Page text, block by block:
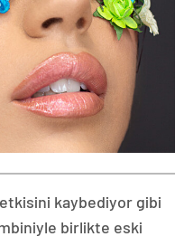
kaybediyor gibi
birlikte eski